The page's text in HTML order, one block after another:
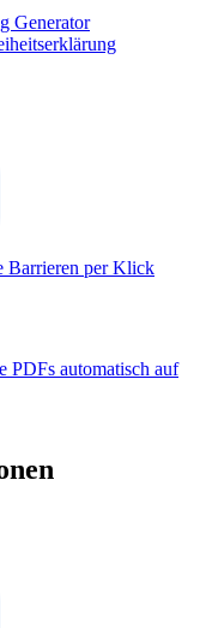
Generator
Barrieren per Klick
PDFs automatisch auf